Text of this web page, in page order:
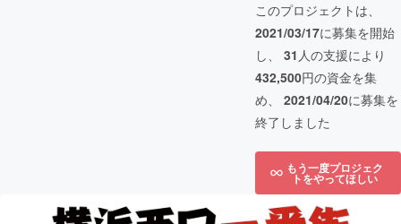
このプロジェクトは、
2021/03/17に募集を開始
し、 31 人の支援により
432,500円の資金を集
め、 2021/04/20に募集を
終了しました
もう一度プロジェク
トをやってほしい